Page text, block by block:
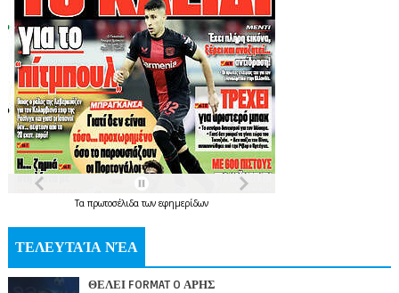
Τα πρωτοσέλιδατων εφημερίδων
ΤΕΛΕΥΤΑΊΑ ΝΈΑ
ΘΕΛΕΙ FORMAT O ΑΡΗΣ